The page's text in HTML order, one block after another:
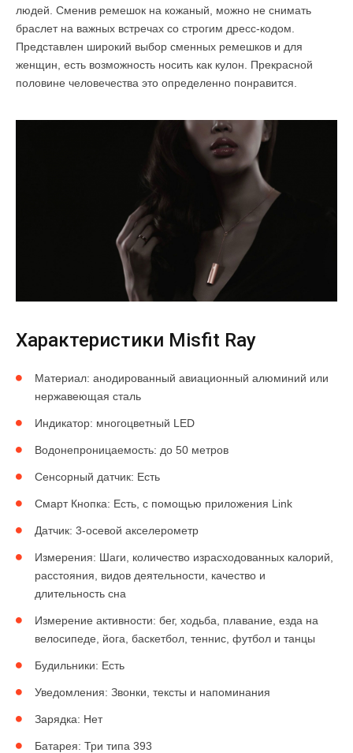
людей. Сменив ремешок на кожаный, можно не снимать
браслет на важных встречах со строгим дресс-кодом.
Представлен широкий выбор сменных ремешков и для
женщин, есть возможность носить как кулон. Прекрасной
половине человечества это определенно понравится.
Характеристики Misfit Ray
Материал: анодированный авиационный алюминий или
нержавеющая сталь
Индикатор: многоцветный LED
Водонепроницаемость: до 50 метров
Сенсорный датчик: Есть
Смарт Кнопка: Есть, с помощью приложения Link
Датчик: 3-осевой акселерометр
Измерения: Шаги, количество израсходованных калорий,
расстояния, видов деятельности, качество и
длительность сна
Измерение активности: бег, ходьба, плавание, езда на
велосипеде, йога, баскетбол, теннис, футбол и танцы
Будильники: Есть
Уведомления: Звонки, тексты и напоминания
Зарядка: Нет
Батарея: Три типа 393